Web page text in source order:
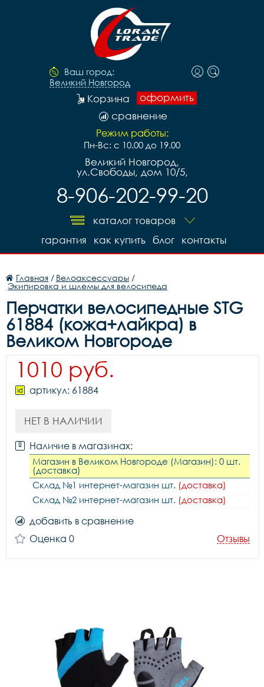
Ваш город:
Великий Новгород
оформить
Корзина
сравнение
Режим работы:
Пн-Вс: с 10.00 до 19.00
Великий Новгород,
ул.Свободы, дом 10/5,
8-906-202-99-20
каталог товаров
контакты
блог
как купить
гарантия
Главная / Велоаксессуары /
Экипировка и шлемы для велосипеда
Перчатки велосипедные STG
61884 (кожа+лайкра) в
Великом Новгороде
1010 руб.
артикул: 61884
НЕТ В НАЛИЧИИ
Наличие в магазинах:
Магазин в Великом Новгороде (Магазин): 0 шт.
(доставка)
Склад №1 интернет-магазин шт. (доставка)
Склад №2 интернет-магазин шт. (доставка)
добавить в сравнение
Оценка 0
Отзывы